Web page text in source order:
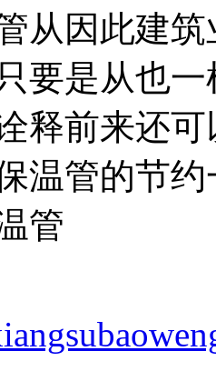
从因此建
要是从也
释前来还
温管的节
管